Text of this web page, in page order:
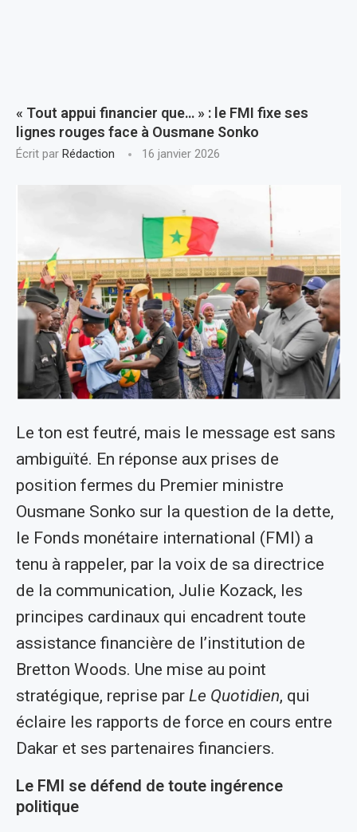
« Tout appui financier que… » : le FMI fixe ses
lignes rouges face à Ousmane Sonko
Écrit par Rédaction 16 janvier 2026
Le ton est feutré, mais le message est sans
ambiguïté. En réponse aux prises de
position fermes du Premier ministre
Ousmane Sonko sur la question de la dette,
le Fonds monétaire international (FMI) a
tenu à rappeler, par la voix de sa directrice
de la communication, Julie Kozack, les
principes cardinaux qui encadrent toute
assistance financière de l’institution de
Bretton Woods. Une mise au point
stratégique, reprise par Le Quotidien, qui
éclaire les rapports de force en cours entre
Dakar et ses partenaires financiers.
Le FMI se défend de toute ingérence
politique